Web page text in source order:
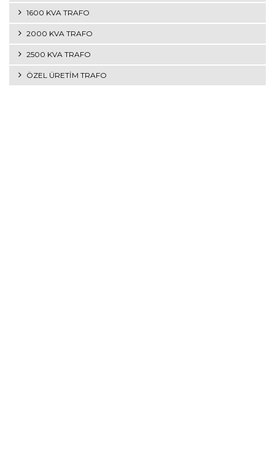
1600 KVA TRAFO
2000 KVA TRAFO
2500 KVA TRAFO
ÖZEL ÜRETİM TRAFO